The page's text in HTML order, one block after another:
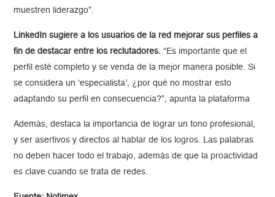
muestren liderazgo”.
LinkedIn sugiere a los usuarios de la red mejorar sus perfiles a
fin de destacar entre los reclutadores. “Es importante que el
perfil esté completo y se venda de la mejor manera posible. Si
se considera un ‘especialista’, ¿por qué no mostrar esto
adaptando su perfil en consecuencia?”, apunta la plataforma
Además, destaca la importancia de lograr un tono profesional,
y ser asertivos y directos al hablar de los logros. Las palabras
no deben hacer todo el trabajo, además de que la proactividad
es clave cuando se trata de redes.